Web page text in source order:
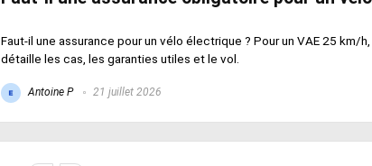
Faut-il une assurance pour un vélo électrique ? Pour un VAE 25 km/
détaille les cas, les garanties utiles et le vol.
Antoine P 21 juillet 2026
Votre